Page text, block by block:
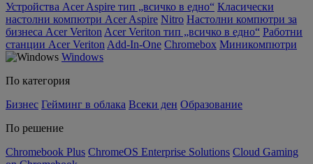
Устройства Acer Aspire тип „всичко в едно“ Класически
настолни компютри Acer Aspire Nitro Настолни компютри за
бизнеса Acer Veriton Acer Veriton тип „всичко в едно“ Работни
станции Acer Veriton Add-In-One Chromebox Миникомпютри
Windows
По категория
Бизнес Гейминг в облака Всеки ден Образование
По решение
Chromebook Plus ChromeOS Enterprise Solutions Cloud Gaming